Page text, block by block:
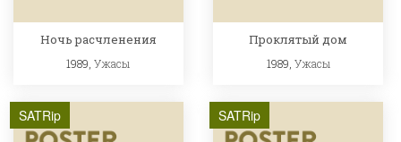
Ночь расчленения
1989,Ужасы
Проклятый дом
1989, Ужасы
SATRip SATRip